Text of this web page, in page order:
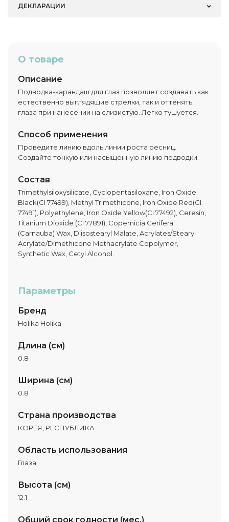
ДЕКЛАРАЦИИ
О товаре
Описание
Подводка-карандаш для глаз позволяет создавать как
естественно выглядящие стрелки, так и оттенять
глаза при нанесении на слизистую. Легко тушуется.
Способ применения
Проведите линию вдоль линии роста ресниц.
Создайте тонкую или насыщенную линию подводки.
Состав
Trimethylsiloxysilicate, Cyclopentasiloxane, Iron Oxide
Black(CI 77499), Methyl Trimethicone, Iron Oxide Red(CI
77491), Polyethylene, Iron Oxide Yellow(CI 77492), Ceresin,
Titanium Dioxide (CI 77891), Copernicia Cerifera
(Carnauba) Wax, Diisostearyl Malate, Acrylates/Stearyl
Acrylate/Dimethicone Methacrylate Copolymer,
Synthetic Wax, Cetyl Alcohol.
Параметры
Бренд
Holika Holika
Длина (см)
0.8
Ширина (см)
0.8
Страна производства
КОРЕЯ, РЕСПУБЛИКА
Область использования
Глаза
Высота (см)
12.1
Общий срок годности (мес.)